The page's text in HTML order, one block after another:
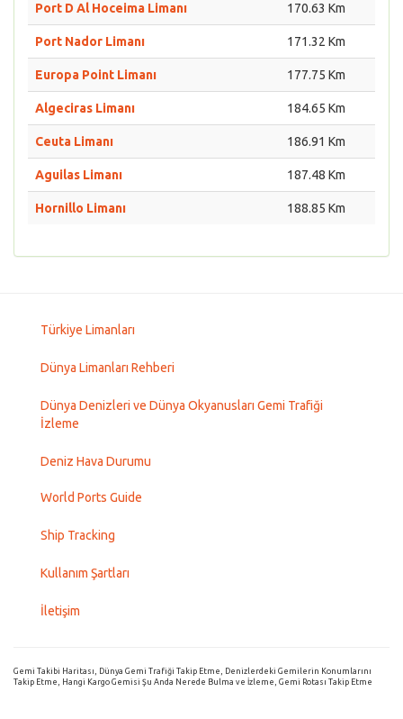
Port D Al Hoceima Limanı 170.63 Km
Port Nador Limanı 171.32 Km
Europa Point Limanı 177.75 Km
Algeciras Limanı 184.65 Km
Ceuta Limanı 186.91 Km
Aguilas Limanı 187.48 Km
Hornillo Limanı 188.85 Km
Türkiye Limanları
Dünya Limanları Rehberi
Dünya Denizleri ve Dünya Okyanusları Gemi Trafiği
İzleme
Deniz Hava Durumu
World Ports Guide
Ship Tracking
Kullanım Şartları
İletişim
Gemi Takibi Haritası, Dünya Gemi Trafiği Takip Etme, Denizlerdeki Gemilerin Konumlarını
Takip Etme, Hangi Kargo Gemisi Şu Anda Nerede Bulma ve İzleme, Gemi Rotası Takip Etme